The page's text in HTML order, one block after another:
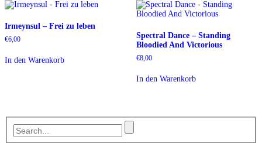
Irmeynsul – Frei zu leben
€6,00
In den Warenkorb
Spectral Dance – Standing
Bloodied And Victorious
€8,00
In den Warenkorb